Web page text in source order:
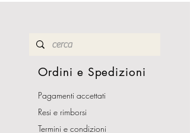
Ordini e Spedizioni
Pagamenti accettati
Resi e rimborsi
Termini e condizioni